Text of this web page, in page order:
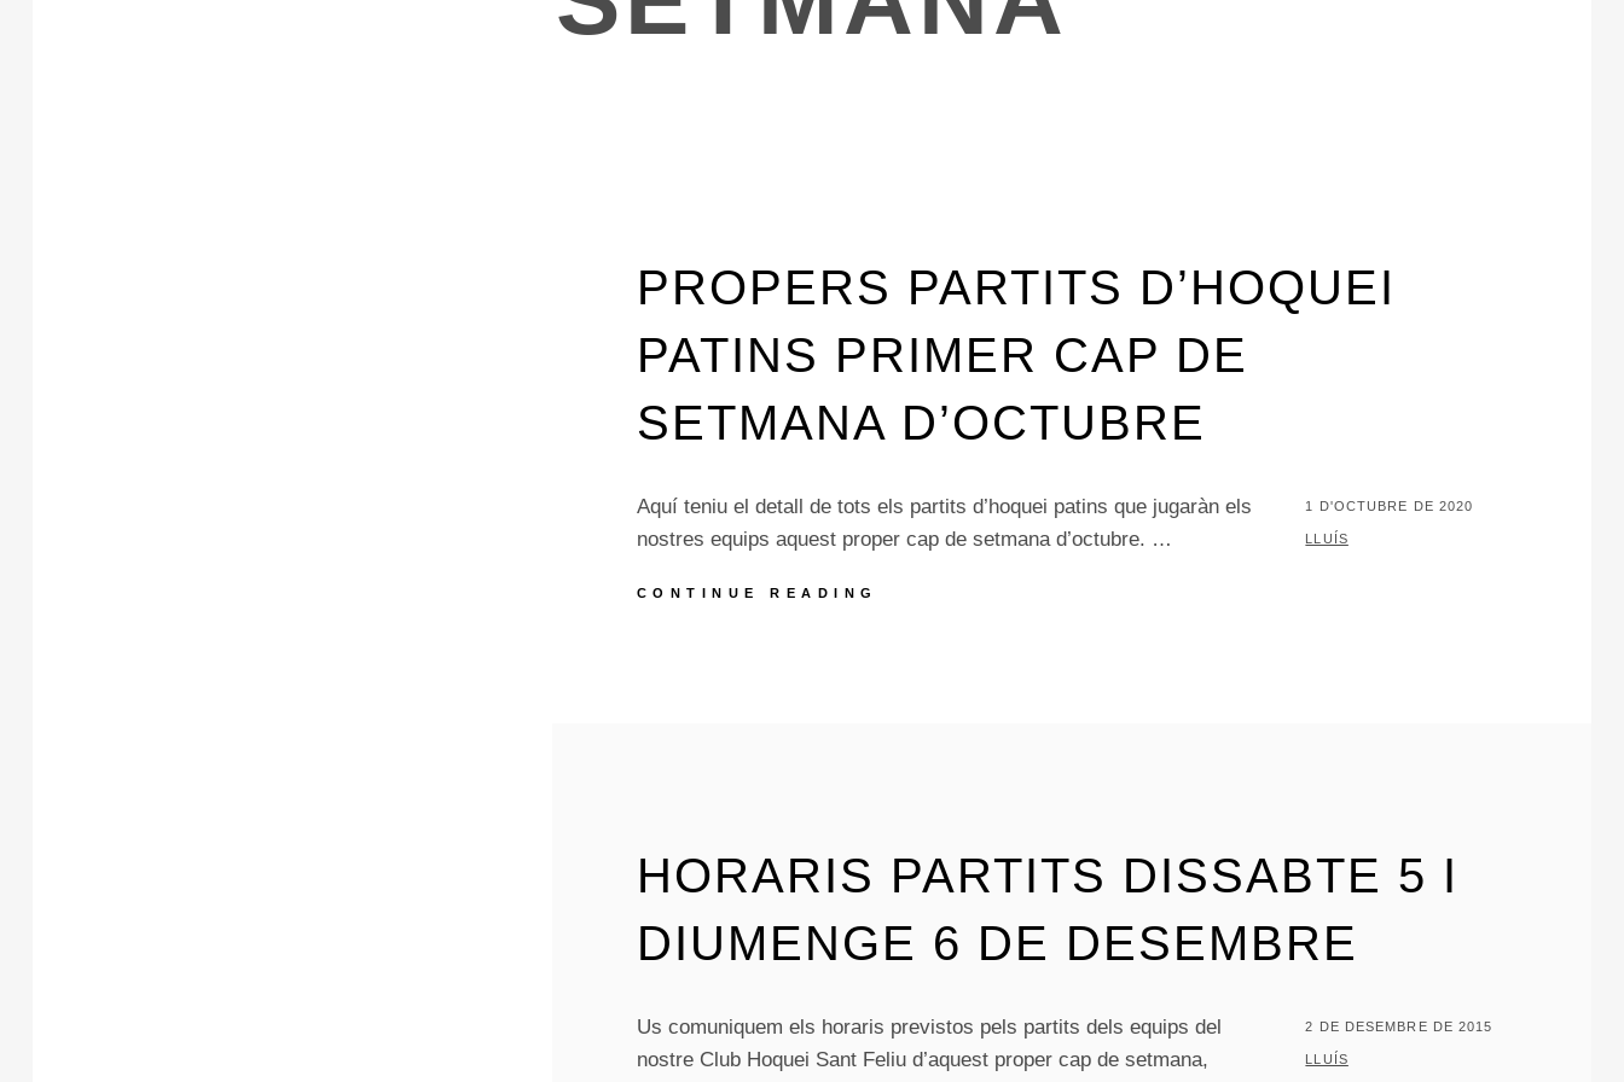
PROPERS PARTITS D’HOQUEI
PATINS PRIMER CAP DE
SETMANA D’OCTUBRE
Aquí teniu el detall de tots els partits d’hoquei patins que jugaràn els
nostres equips aquest proper cap de setmana d’octubre. …
CONTINUE READING
POSTED
ON
1 D'OCTUBRE DE 2020
BY
LLUÍS
HORARIS PARTITS DISSABTE 5 I
DIUMENGE 6 DE DESEMBRE
Us comuniquem els horaris previstos pels partits dels equips del
nostre Club Hoquei Sant Feliu d’aquest proper cap de setmana,
POSTED
ON
2 DE DESEMBRE DE 2015
BY
LLUÍS